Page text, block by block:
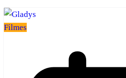
Filmes